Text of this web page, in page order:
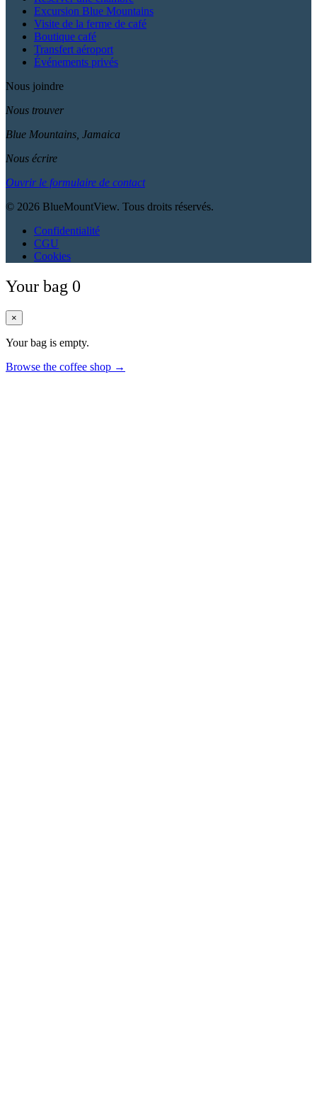
Excursion Blue Mountains
Visite de la ferme de café
Boutique café
Transfert aéroport
Événements privés
Nous joindre
Nous trouver
Blue Mountains, Jamaica
Nous écrire
Ouvrir le formulaire de contact
© 2026 BlueMountView. Tous droits réservés.
Confidentialité
CGU
Cookies
Your bag 0
×
Your bag is empty.
Browse the coffee shop →